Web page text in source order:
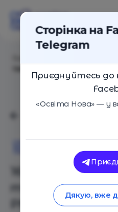
16
тварин за
Photography
Сторінка на
Telegram
Приєднуйтесь до
«Освіта Нова» — у
Дякую, вже